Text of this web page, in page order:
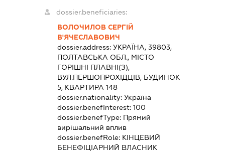
dossier.beneficiaries:
ВОЛОЧИЛОВ СЕРГІЙ
В'ЯЧЕСЛАВОВИЧ
dossier.address:УКРАЇНА, 39803,
ПОЛТАВСЬКА ОБЛ., МІСТО
ГОРІШНІ ПЛАВНІ(З),
ВУЛ.ПЕРШОПРОХІДЦІВ, БУДИНОК
5, КВАРТИРА 148
dossier.nationality:Україна
dossier.benefInterest:100
dossier.benefType: Прямий
вирішальний вплив
dossier.benefRole: КІНЦЕВИЙ
БЕНЕФІЦІАРНИЙ ВЛАСНИК